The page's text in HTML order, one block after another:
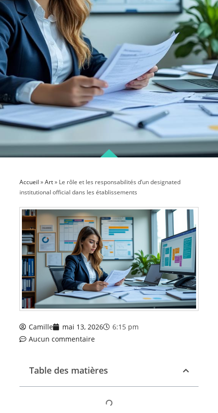
Accueil »Art» Le rôle et les responsabilités d’un designated
institutional official dans les établissements
Camille mai 13, 2026
6:15 pm
Aucun commentaire
Table des matières